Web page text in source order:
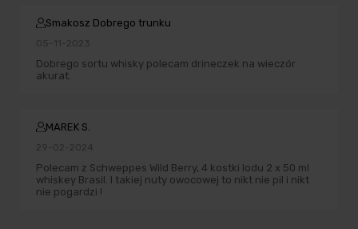
Smakosz Dobrego trunku
05-11-2023
Dobrego sortu whisky polecam drineczek na wieczór
akurat.
MAREK S.
29-02-2024
Polecam z Schweppes Wild Berry, 4 kostki lodu 2 x 50 ml
whiskey Brasil. I takiej nuty owocowej to nikt nie pil i nikt
nie pogardzi !